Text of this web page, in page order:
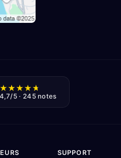
★★★★★
4,7/5 · 245 notes
SUPPORT